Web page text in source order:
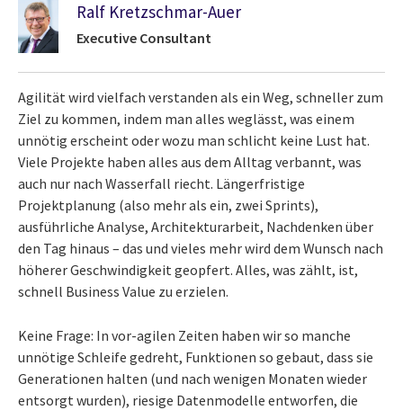
Ralf Kretzschmar-Auer
Executive Consultant
Agilität wird vielfach verstanden als ein Weg, schneller zum
Ziel zu kommen, indem man alles weglässt, was einem
unnötig erscheint oder wozu man schlicht keine Lust hat.
Viele Projekte haben alles aus dem Alltag verbannt, was
auch nur nach Wasserfall riecht. Längerfristige
Projektplanung (also mehr als ein, zwei Sprints),
ausführliche Analyse, Architekturarbeit, Nachdenken über
den Tag hinaus – das und vieles mehr wird dem Wunsch nach
höherer Geschwindigkeit geopfert. Alles, was zählt, ist,
schnell Business Value zu erzielen.
Keine Frage: In vor-agilen Zeiten haben wir so manche
unnötige Schleife gedreht, Funktionen so gebaut, dass sie
Generationen halten (und nach wenigen Monaten wieder
entsorgt wurden), riesige Datenmodelle entworfen, die